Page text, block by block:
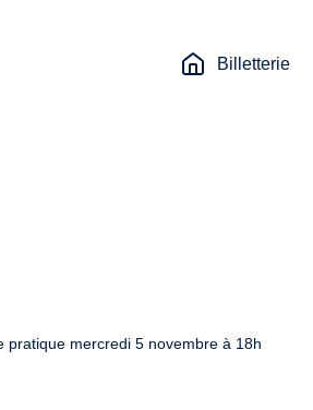
Billetterie
pratique mercredi 5 novembre à 18h